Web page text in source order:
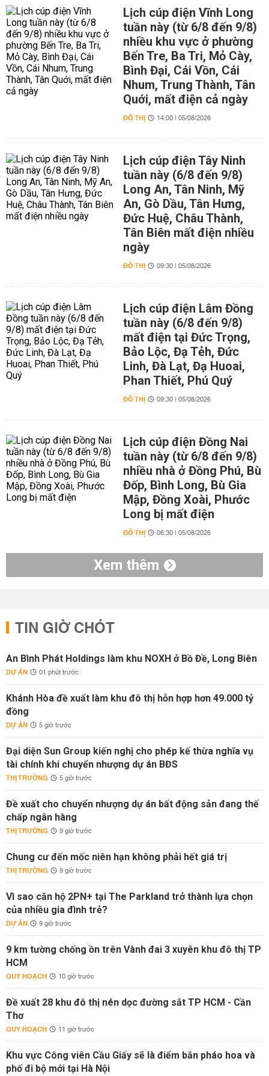
Lịch cúp điện Vĩnh Long
tuần này (từ 6/8 đến 9/8)
nhiều khu vực ở phường
Bến Tre, Ba Tri, Mỏ Cày,
Bình Đại, Cái Vồn, Cái
Nhum, Trung Thành, Tân
Quới, mất điện cả ngày
ĐÔ THỊ 14:00 | 05/08/2026
Lịch cúp điện Tây Ninh
tuần này (6/8 đến 9/8)
Long An, Tân Ninh, Mỹ
An, Gò Dầu, Tân Hưng,
Đức Huệ, Châu Thành,
Tân Biên mất điện nhiều
ngày
ĐÔ THỊ 09:30 | 05/08/2026
Lịch cúp điện Lâm Đồng
tuần này (6/8 đến 9/8)
mất điện tại Đức Trọng,
Bảo Lộc, Đạ Tẻh, Đức
Linh, Đà Lạt, Đạ Huoai,
Phan Thiết, Phú Quý
ĐÔ THỊ 09:30 | 05/08/2026
Lịch cúp điện Đồng Nai
tuần này (từ 6/8 đến 9/8)
nhiều nhà ở Đồng Phú, Bù
Đốp, Bình Long, Bù Gia
Mập, Đồng Xoài, Phước
Long bị mất điện
ĐÔ THỊ 06:30 | 05/08/2026
Xem thêm
TIN GIỜ CHÓT
An Bình Phát Holdings làm khu NOXH ở Bồ Đề, Long Biên
DỰ ÁN 01 phút trước
Khánh Hòa đề xuất làm khu đô thị hỗn hợp hơn 49.000 tỷ
đồng
DỰ ÁN 5 giờ trước
Đại diện Sun Group kiến nghị cho phép kế thừa nghĩa vụ
tài chính khi chuyển nhượng dự án BĐS
THỊ TRƯỜNG 5 giờ trước
Đề xuất cho chuyển nhượng dự án bất động sản đang thế
chấp ngân hàng
THỊ TRƯỜNG 9 giờ trước
Chung cư đến mốc niên hạn không phải hết giá trị
THỊ TRƯỜNG 9 giờ trước
Vì sao căn hộ 2PN+ tại The Parkland trở thành lựa chọn
của nhiều gia đình trẻ?
DỰ ÁN 9 giờ trước
9 km tường chống ồn trên Vành đai 3 xuyên khu đô thị TP
HCM
QUY HOẠCH 10 giờ trước
Đề xuất 28 khu đô thị nén dọc đường sắt TP HCM - Cần
Thơ
QUY HOẠCH 11 giờ trước
Khu vực Công viên Cầu Giấy sẽ là điểm bắn pháo hoa và
phố đi bộ mới tại Hà Nội